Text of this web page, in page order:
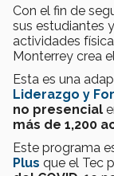
Con el fin de
sus estudiantes
actividades
Monterrey crea
Esta es una
Liderazgo y
no presencial
más de 1,200
Este programa
Plus que el Tec